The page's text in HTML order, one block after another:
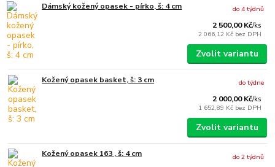
Dámský kožený opasek - pírko, š: 4 cm
2 500,00 Kč/ks
2 066,12 Kč bez DPH
do 4 týdnů
Zvolit variantu
Kožený opasek basket, š: 3 cm
2 000,00 Kč/ks
1 652,89 Kč bez DPH
do týdne
Zvolit variantu
Kožený opasek 163 , š: 4 cm
do 2 týdnů